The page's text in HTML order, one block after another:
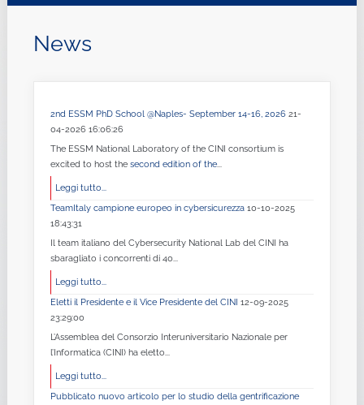
News
2nd ESSM PhD School @Naples- September 14-16, 2026 21-
04-2026 16:06:26
The ESSM National Laboratory of the CINI consortium is
excited to host the second edition of the...
Leggi tutto...
TeamItaly campione europeo in cybersicurezza 10-10-2025
18:43:31
Il team italiano del Cybersecurity National Lab del CINI ha
sbaragliato i concorrenti di 40...
Leggi tutto...
Eletti il Presidente e il Vice Presidente del CINI 12-09-2025
23:29:00
L’Assemblea del Consorzio Interuniversitario Nazionale per
l’Informatica (CINI) ha eletto...
Leggi tutto...
Pubblicato nuovo articolo per lo studio della gentrificazione